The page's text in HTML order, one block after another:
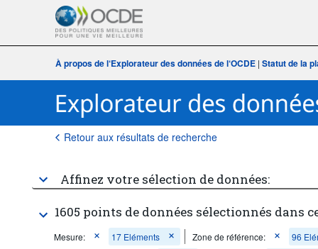
À propos de l‘Explorateur des données de l‘OCDE |Statut de la
Retour aux résultats de recherche
Affinez votre sélection de données:
1605 points de données sélectionnés dans
Mesure: 17 Eléments Zone de référence:
96